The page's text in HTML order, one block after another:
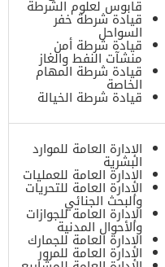
قابوس لعلوم الشرطة
قيادة شرطة خفر
السواحل
قيادة شرطة أمن
منشآت النفط والغاز
قيادة شرطة المهام
الخاصة
قيادة شرطة الخيالة
الإدارة العامة للموارد
البشرية
الإدارة العامة للعمليات
الإدارة العامة للتحريات
والبحث الجنائي
الإدارة العامة للجوازات
والأحوال المدنية
الإدارة العامة للجمارك
الإدارة العامة للمرور